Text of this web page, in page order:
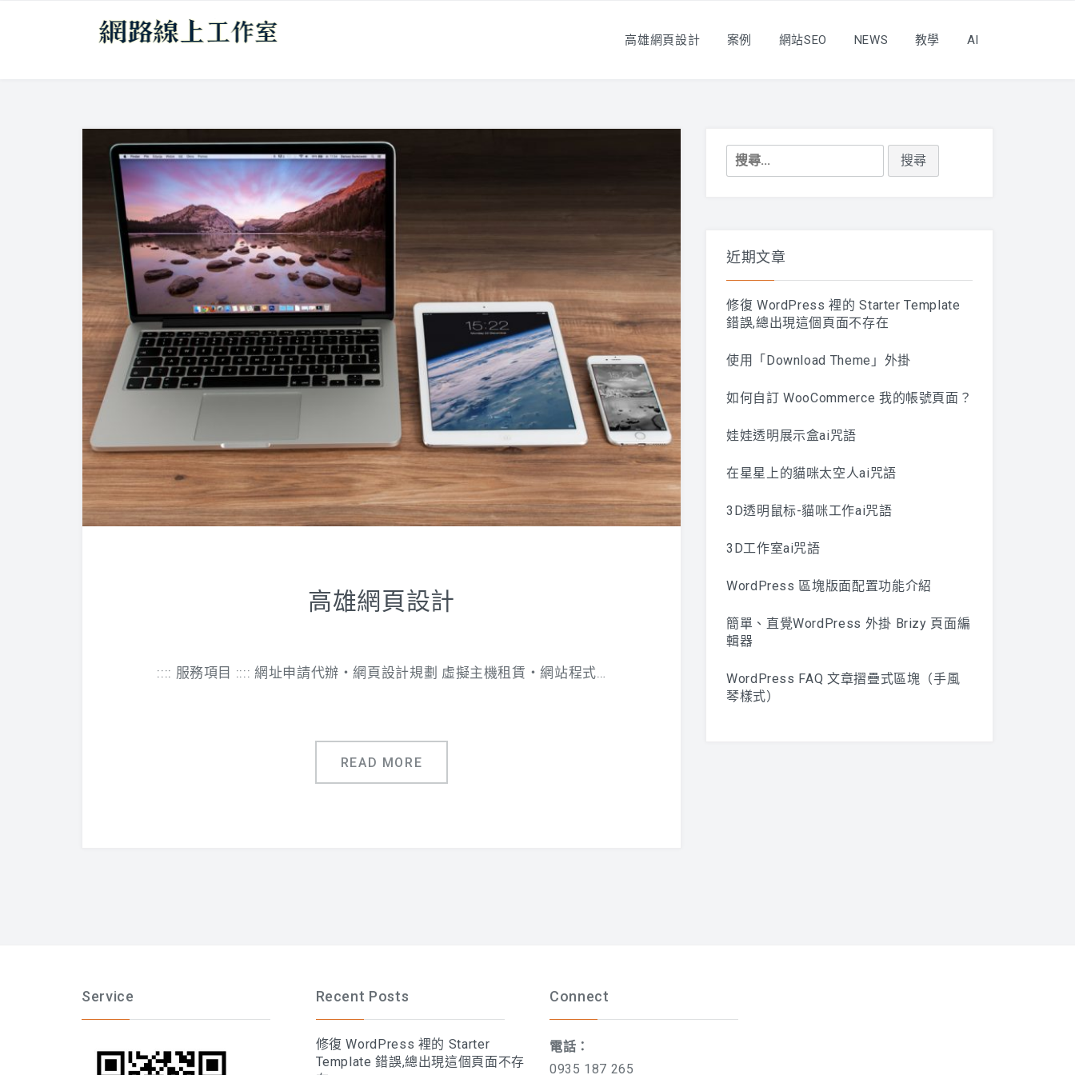
高雄網頁設計 案例 網站SEO NEWS 教學 AI
高雄網頁設計
:::: 服務項目 :::: 網址申請代辦‧網頁設計規劃 虛擬主機租賃‧網站程式…
READ MORE
搜
尋
近期文章
修復 WordPress 裡的 Starter Template
錯誤,總出現這個頁面不存在
使用「Download Theme」外掛
如何自訂 WooCommerce 我的帳號頁面？
娃娃透明展示盒ai咒語
在星星上的貓咪太空人ai咒語
3D透明鼠标-貓咪工作ai咒語
3D工作室ai咒語
WordPress 區塊版面配置功能介紹
簡單、直覺WordPress 外掛 Brizy 頁面編
輯器
WordPress FAQ 文章摺疊式區塊（手風
琴樣式）
Service Recent Posts
修復 WordPress 裡的 Starter
Template 錯誤,總出現這個頁面不存
Connect
電話：
0935 187 265